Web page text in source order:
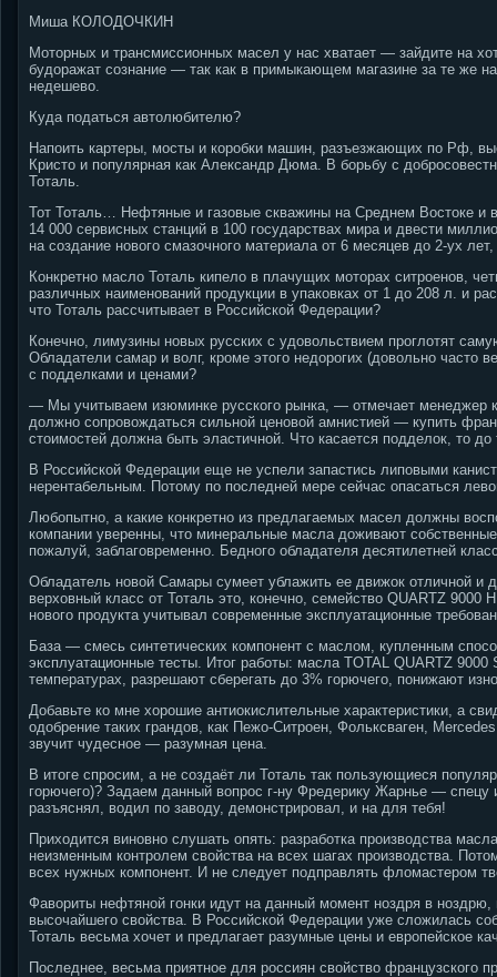
Миша КОЛОДОЧКИН
Моторных и трансмиссионных масел у нас хватает — зайдите на
будоражат сознание — так как в примыкающем магазине за те же
недешево.
Куда податься автолюбителю?
Напоить картеры, мосты и коробки машин, разъезжающих по Рф,
Кристо и популярная как Александр Дюма. В борьбу с
Тоталь.
Тот Тоталь… Нефтяные и газовые скважины на Среднем Востоке и
14 000 сервисных станций в 100 государствах мира и двести
на создание нового смазочного материала от 6 месяцев до 2-ух
Конкретно масло Тоталь кипело в плачущих моторах ситроенов,
различных наименований продукции в упаковках от 1 до 208 л. и
что Тоталь рассчитывает в Российской Федерации?
Конечно, лимузины новых русских с удовольствием проглотят
Обладатели самар и волг, кроме этого недорогих (довольно часто
с подделками и ценами?
— Мы учитываем изюминке русского рынка, — отмечает менеджер
должно сопровождаться сильной ценовой амнистией — купить
стоимостей должна быть эластичной. Что касается подделок, то
В Российской Федерации еще не успели запастись липовыми
нерентабельным. Потому по последней мере сейчас опасаться
Любопытно, а какие конкретно из предлагаемых масел должны
компании уверенны, что минеральные масла доживают
пожалуй, заблаговременно. Бедного обладателя десятилетней
Обладатель новой Самары сумеет ублажить ее движок отличной и
верховный класс от Тоталь это, конечно, семейство QUARTZ 9000
нового продукта учитывал современные эксплуатационные
База — смесь синтетических компонент с маслом, купленным
эксплуатационные тесты. Итог работы: масла TOTAL QUARTZ
температурах, разрешают сберегать до 3% горючего, понижают
Добавьте ко мне хорошие антиокислительные характеристики, а
одобрение таких грандов, как Пежо-Ситроен, Фольксваген,
звучит чудесное — разумная цена.
В итоге спросим, а не создаёт ли Тоталь так пользующиеся
горючего)? Задаем данный вопрос г-ну Фредерику Жарнье —
разъяснял, водил по заводу, демонстрировал, и на для тебя!
Приходится виновно слушать опять: разработка производства
неизменным контролем свойства на всех шагах производства.
всех нужных компонент. И не следует подправлять фломастером
Фавориты нефтяной гонки идут на данный момент ноздря в
высочайшего свойства. В Российской Федерации уже сложилась
Тоталь весьма хочет и предлагает разумные цены и европейское
Последнее, весьма приятное для россиян свойство французского